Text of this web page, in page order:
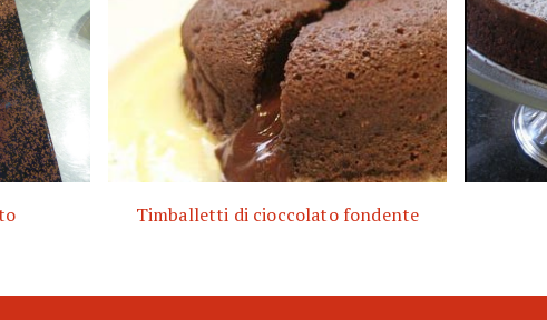
Timballetti di cioccolato fondente